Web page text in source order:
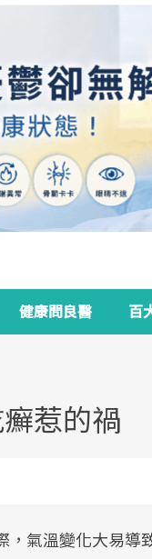
健康問良醫 百
惹的禍
，氣溫變化大易導